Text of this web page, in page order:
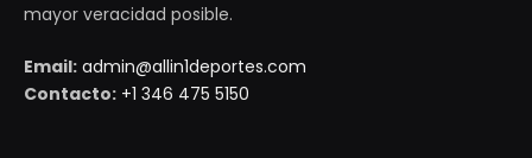
mayor veracidad posible.
Email: admin@allin1deportes.com
Contacto: +1 346 475 5150